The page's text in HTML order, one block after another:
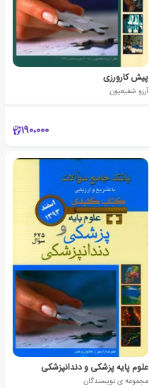
پیش کارورزی
آرزو شفیعیون
190،000
علوم پایه پزشکی و دندانپزشکی
مجموعه ی نویسندگان